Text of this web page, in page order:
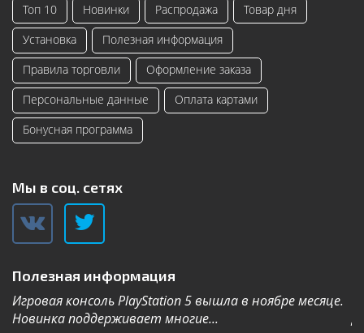
Топ 10 Новинки Распродажа
Товар дня
Установка
Полезная информация
Правила торговли
Оформление заказа
Персональные данные
Оплата картами
Бонусная программа
Мы в соц. сетях
Полезная информация
Игровая консоль PlayStation 5 вышла в ноябре месяце.
Новинка поддерживает многие...